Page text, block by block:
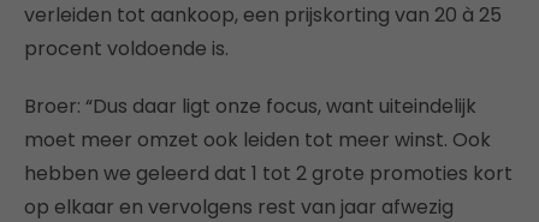
verleiden tot aankoop, een prijskorting van 20 à 25
procent voldoende is.
Broer: “Dus daar ligt onze focus, want uiteindelijk
moet meer omzet ook leiden tot meer winst. Ook
hebben we geleerd dat 1 tot 2 grote promoties kort
op elkaar en vervolgens rest van jaar afwezig